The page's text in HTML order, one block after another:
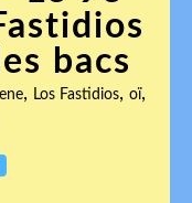
bacs
, Los Fastidios, oï,